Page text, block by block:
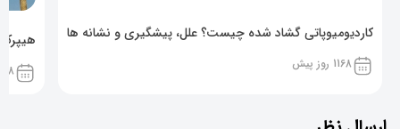
کاردیومیوپاتی گشاد شده چیست؟ علل، پیشگیری و نشانه ها
1168 روز پیش 1168